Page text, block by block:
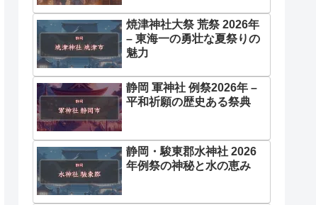
焼津神社大祭 荒祭 2026年
– 東海一の勇壮な夏祭りの
魅力
静岡 軍神社 例祭2026年 –
平和祈願の歴史ある祭典
静岡・駿東郡水神社 2026
年例祭の神秘と水の恵み